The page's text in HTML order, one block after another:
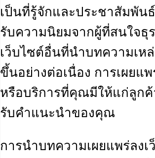
เป็นที่รู้จักและประชาสัมพั
รับความนิยมจากผู้ที่สนใจ
เว็บไซต์อื่นที่นำบทความเห
ขึ้นอย่างต่อเนื่อง การเผยแ
หรือบริการที่คุณมีให้แก่ลูก
รับคำแนะนำของคุณ
การนำบทความเผยแพร่ลง